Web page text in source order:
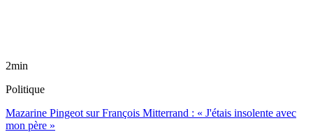
2min
Politique
Mazarine Pingeot sur François Mitterrand : « J'étais insolente avec
mon père »